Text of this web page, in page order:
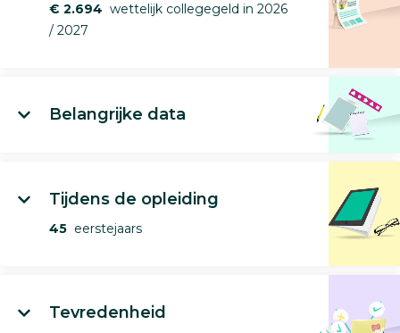
€ 2.694 wettelijk collegegeld in 2026
/ 2027
Belangrijke data
Tijdens de opleiding
45 eerstejaars
Tevredenheid